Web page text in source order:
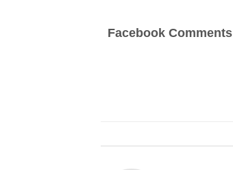
Facebook Comments